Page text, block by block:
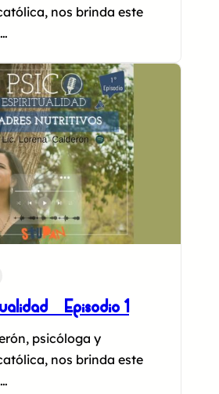
nos brinda este
– Episodio 1
psicóloga y
nos brinda este